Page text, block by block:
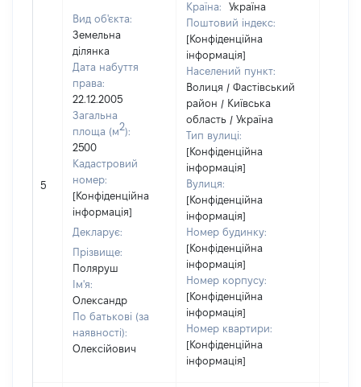
5
Вид об'єкта:
Земельна
ділянка
Дата набуття
права:
22.12.2005
Загальна
площа (м2):
2500
Кадастровий
номер:
[Конфіденційна
інформація]
Декларує:
Прізвище:
Поляруш
Ім'я:
Олександр
По батькові (за
наявності):
Олексійович
Країна:
Україна
Поштовий індекс:
[Конфіденційна
інформація]
Населений пункт:
Волиця / Фастівський
район / Київська
область / Україна
Тип вулиці:
[Конфіденційна
інформація]
Вулиця:
[Конфіденційна
інформація]
Номер будинку:
[Конфіденційна
інформація]
Номер корпусу:
[Конфіденційна
інформація]
Номер квартири:
[Конфіденційна
інформація]